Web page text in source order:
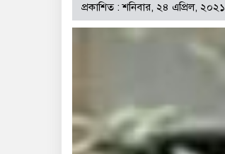
প্রকাশিত : শনিবার, ২৪ এপ্রিল, ২০২১